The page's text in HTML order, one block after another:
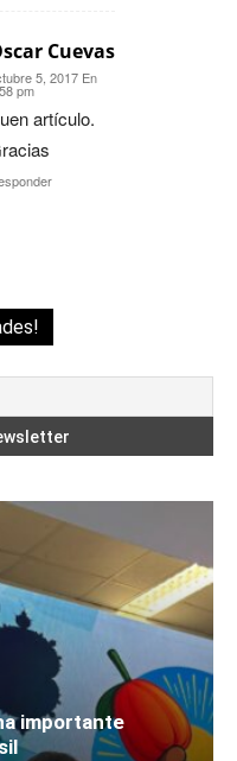
Cuevas
5, 2017 En
pm
artículo.
importante